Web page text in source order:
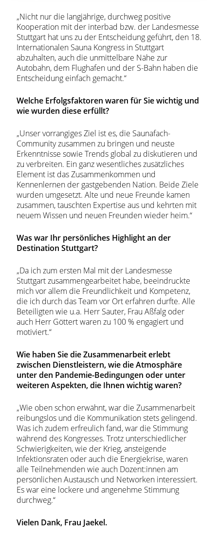
„Nicht nur die langjährige, durchweg positive
Kooperation mit der interbad bzw. der Landesmesse
Stuttgart hat uns zu der Entscheidung geführt, den 18.
Internationalen Sauna Kongress in Stuttgart
abzuhalten, auch die unmittelbare Nähe zur
Autobahn, dem Flughafen und der S-Bahn haben die
Entscheidung einfach gemacht.“
Welche Erfolgsfaktoren waren für Sie wichtig und
wie wurden diese erfüllt?
„Unser vorrangiges Ziel ist es, die Saunafach-
Community zusammen zu bringen und neuste
Erkenntnisse sowie Trends global zu diskutieren und
zu verbreiten. Ein ganz wesentliches zusätzliches
Element ist das Zusammenkommen und
Kennenlernen der gastgebenden Nation. Beide Ziele
wurden umgesetzt. Alte und neue Freunde kamen
zusammen, tauschten Expertise aus und kehrten mit
neuem Wissen und neuen Freunden wieder heim.“
Was war Ihr persönliches Highlight an der
Destination Stuttgart?
„Da ich zum ersten Mal mit der Landesmesse
Stuttgart zusammengearbeitet habe, beeindruckte
mich vor allem die Freundlichkeit und Kompetenz,
die ich durch das Team vor Ort erfahren durfte. Alle
Beteiligten wie u.a. Herr Sauter, Frau Aßfalg oder
auch Herr Göttert waren zu 100 % engagiert und
motiviert.“
Wie haben Sie die Zusammenarbeit erlebt
zwischen Dienstleistern, wie die Atmosphäre
unter den Pandemie-Bedingungen oder unter
weiteren Aspekten, die Ihnen wichtig waren?
„Wie oben schon erwähnt, war die Zusammenarbeit
reibungslos und die Kommunikation stets gelingend.
Was ich zudem erfreulich fand, war die Stimmung
während des Kongresses. Trotz unterschiedlicher
Schwierigkeiten, wie der Krieg, ansteigende
Infektionsraten oder auch die Energiekrise, waren
alle Teilnehmenden wie auch Dozent:innen am
persönlichen Austausch und Networken interessiert.
Es war eine lockere und angenehme Stimmung
durchweg.“
Vielen Dank, Frau Jaekel.